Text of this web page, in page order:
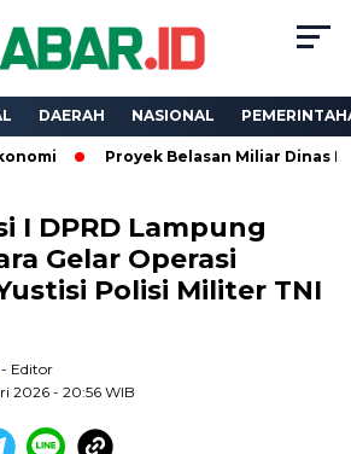
DAERAH NASIONAL
Proyek Belasan Miliar Dinas PKPCK
I DPRD Lampung
Gelar Operasi
Polisi Militer TNI
- Editor
2026 - 20:56 WIB